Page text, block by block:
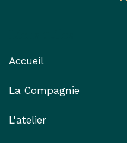
Accueil
La Compagnie
L'atelier